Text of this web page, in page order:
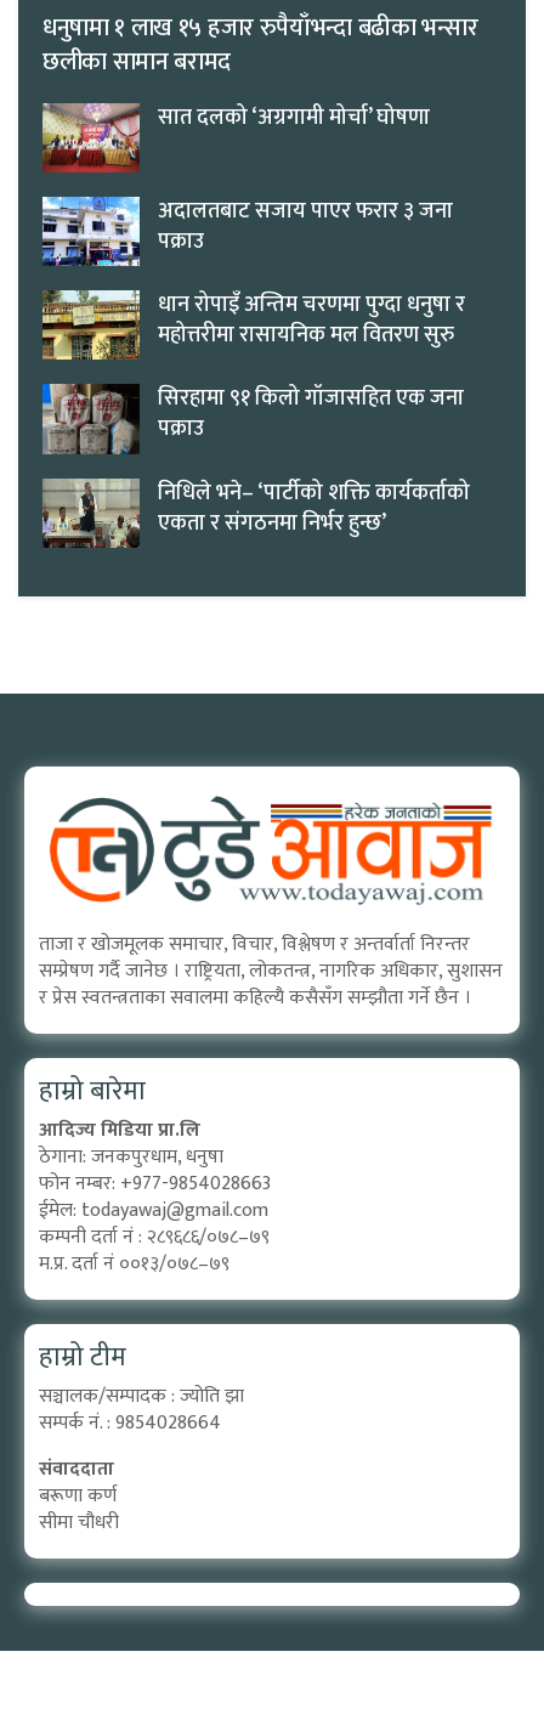
धनुषामा १ लाख १५ हजार रुपैयाँभन्दा बढीका भन्सार
छलीका सामान बरामद
सात दलको ‘अग्रगामी मोर्चा’ घोषणा
अदालतबाट सजाय पाएर फरार ३ जना
पक्राउ
धान रोपाइँ अन्तिम चरणमा पुग्दा धनुषा र
महोत्तरीमा रासायनिक मल वितरण सुरु
सिरहामा ९१ किलो गाँजासहित एक जना
पक्राउ
निधिले भने– ‘पार्टीको शक्ति कार्यकर्ताको
एकता र संगठनमा निर्भर हुन्छ’
ताजा र खोजमूलक समाचार, विचार, विश्लेषण र अन्तर्वार्ता निरन्तर
सम्प्रेषण गर्दै जानेछ । राष्ट्रियता, लोकतन्त्र, नागरिक अधिकार, सुशासन
र प्रेस स्वतन्त्रताका सवालमा कहिल्यै कसैसँग सम्झौता गर्ने छैन ।
हाम्रो बारेमा
आदिज्य मिडिया प्रा.लि
ठेगाना: जनकपुरधाम, धनुषा
फोन नम्बर: +977-9854028663
ईमेल: todayawaj@gmail.com
कम्पनी दर्ता नं : २८९६८६/०७८–७९
म.प्र. दर्ता नं ००१३/०७८–७९
हाम्रो टीम
सञ्चालक/सम्पादक : ज्योति झा
सम्पर्क नं. : 9854028664
संवाददाता
बरूणा कर्ण
सीमा चौधरी